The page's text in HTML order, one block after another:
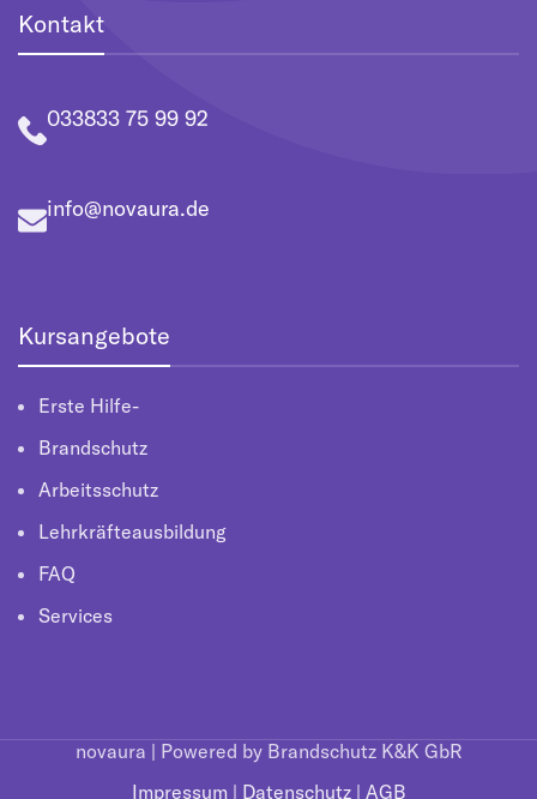
Kontakt
033833 75 99 92
info@novaura.de
Kursangebote
Erste Hilfe-
Brandschutz
Arbeitsschutz
Lehrkräfteausbildung
FAQ
Services
novaura | Powered by Brandschutz K&K GbR
Impressum | Datenschutz| AGB